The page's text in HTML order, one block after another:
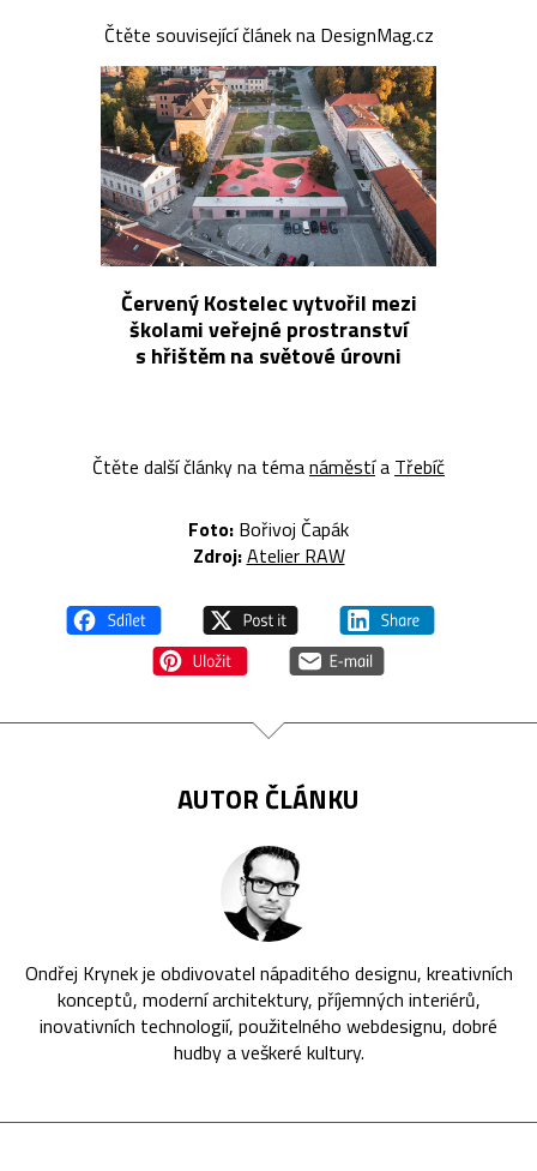
Čtěte související článek na DesignMag.cz
Červený Kostelec vytvořil mezi
školami veřejné prostranství
s hřištěm na světové úrovni
Čtěte další články na témanáměstía Třebíč
Foto: Bořivoj Čapák
Zdroj:Atelier RAW
AUTOR ČLÁNKU
Ondřej Krynek je obdivovatel nápaditého designu, kreativních
konceptů, moderní architektury, příjemných interiérů,
inovativních technologií, použitelného webdesignu, dobré
hudby a veškeré kultury.